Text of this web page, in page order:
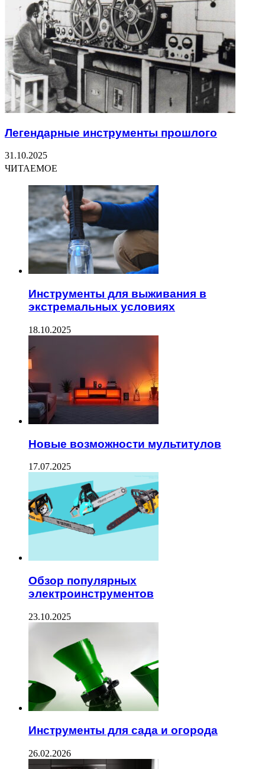
Легендарные инструменты прошлого
31.10.2025
ЧИТАЕМОЕ
Инструменты для выживания в
экстремальных условиях
18.10.2025
Новые возможности мультитулов
17.07.2025
Обзор популярных
электроинструментов
23.10.2025
Инструменты для сада и огорода
26.02.2026